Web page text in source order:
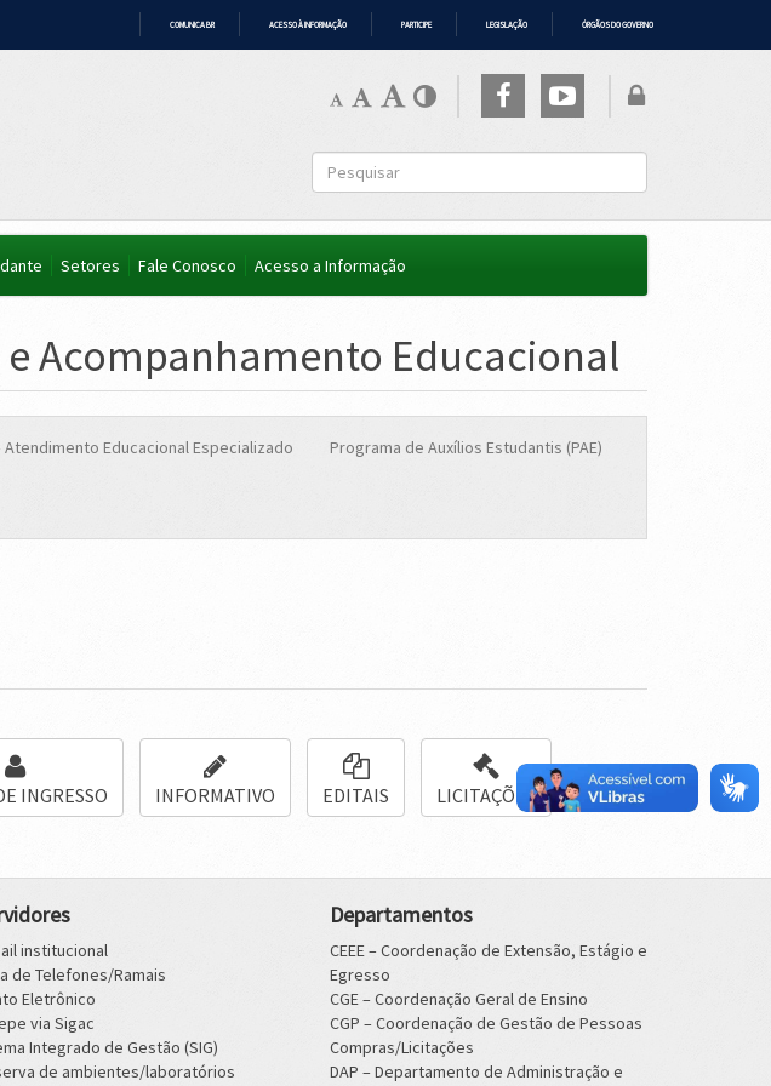
COMUNICA BR ACESSO À INFORMAÇÃO PARTICIPE LEGISLAÇÃO ÓRGÃOS DO GOVERNO
Setores Fale Conosco Acesso a Informação
e Acompanhamento Educacional
Atendimento Educacional Especializado Programa de Auxílios Estudantis (PAE)
INGRESSO INFORMATIVO EDITAIS LICITAÇÕES
institucional
de Telefones/Ramais
Eletrônico
via Sigac
Integrado de Gestão (SIG)
de ambientes/laboratórios
Departamentos
CEEE – Coordenação de Extensão, Estágio e
Egresso
CGE – Coordenação Geral de Ensino
CGP – Coordenação de Gestão de Pessoas
Compras/Licitações
DAP – Departamento de Administração e